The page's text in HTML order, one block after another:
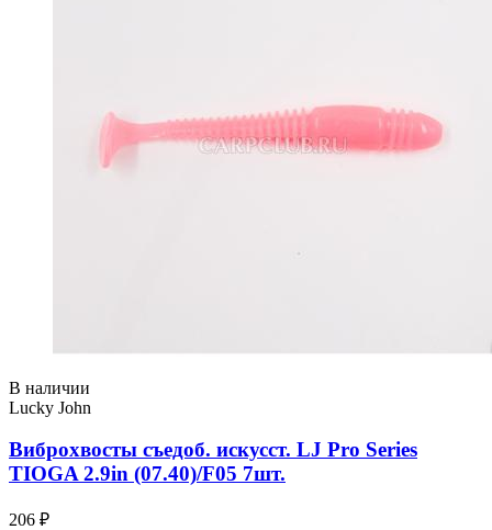
В наличии
Lucky John
Виброхвосты съедоб. искусст. LJ Pro Series
TIOGA 2.9in (07.40)/F05 7шт.
206 ₽